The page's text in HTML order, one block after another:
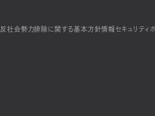
反社会勢力排除に関する基本方針情報セキュリティ